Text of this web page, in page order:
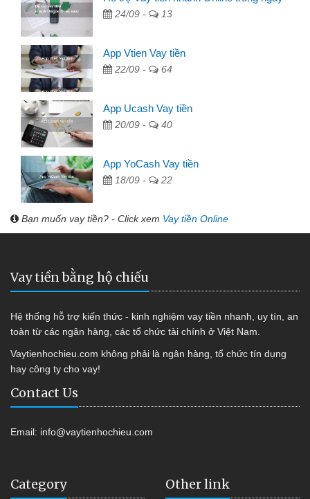
24/09 - 13
App Vtien Vay tiền
22/09 - 64
App Ucash Vay tiền
20/09 - 40
App YoCash Vay tiền
18/09 - 22
Bạn muốn vay tiền? - Click xem Vay tiền Online
Vay tiền bằng hộ chiếu
Hệ thống hỗ trợ kiến thức - kinh nghiệm vay tiền nhanh, uy tín, an
toàn từ các ngân hàng, các tổ chức tài chính ở Việt Nam.
Vaytienhochieu.com không phải là ngân hàng, tổ chức tín dụng
hay công ty cho vay!
Contact Us
Email: info@vaytienhochieu.com
Category Other link